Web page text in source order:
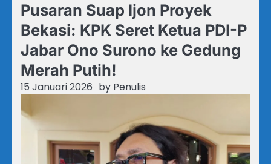
Pusaran Suap Ijon Proyek
Bekasi: KPK Seret Ketua PDI-P
Jabar Ono Surono ke Gedung
Merah Putih!
15 Januari 2026 by Penulis